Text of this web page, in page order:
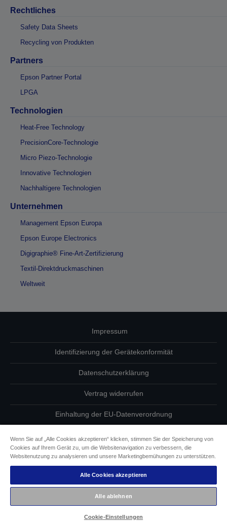
Rechtliches
Safety Data Sheets
Recycling von Produkten
Partners
Epson Partner Portal
LPGA
Technologien
Heat-Free Technology
PrecisionCore-Technologie
Micro Piezo-Technologie
Innovative Technologien
Nachhaltigere Technologien
Unternehmen
Management Epson Europa
Epson Europe Electronics
Digigraphie® Fine-Art-Zertifizierung
Textil-Direktdruckmaschinen
Weltweit
Impressum
Identifizierung der Gerätekonformität
Datenschutzerklärung
Vertrag widerrufen
Einhaltung der EU-Datenverordnung
Informationen zu Cookies
Epson Engagement für Barrierefreiheit
Copyright © 2026 Seiko Epson
Wenn Sie auf „Alle Cookies akzeptieren“ klicken, stimmen Sie der Speicherung von
Cookies auf Ihrem Gerät zu, um die Websitenavigation zu verbessern, die
Websitenutzung zu analysieren und unsere Marketingbemühungen zu unterstützen.
Alle Cookies akzeptieren
Alle ablehnen
Cookie-Einstellungen